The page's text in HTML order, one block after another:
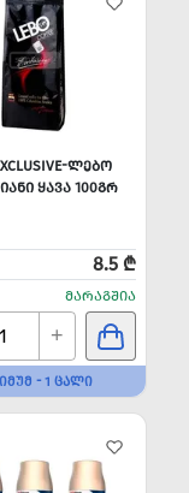
ᲚᲔᲑᲝ
ᲧᲐᲕᲐ 100ᲒᲠ
8.5 ₾
ᲛᲐᲠᲐᲒᲨᲘᲐ
+
- 1 ᲪᲐᲚᲘ